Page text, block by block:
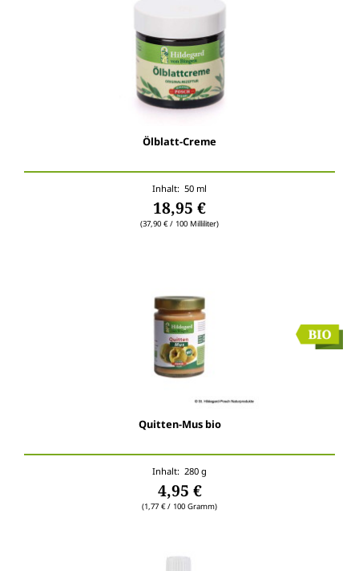
Ölblatt-Creme
Inhalt: 50 ml
18,95 €
(37,90 € / 100 Milliliter)
Quitten-Mus bio
Inhalt: 280 g
4,95 €
(1,77 € / 100 Gramm)